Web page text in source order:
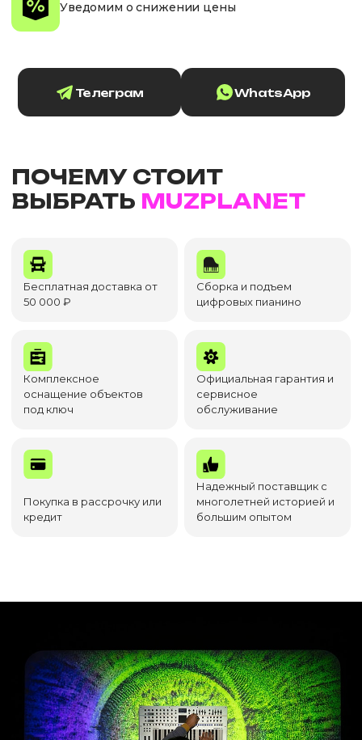
Уведомим о снижении цены
Телеграм WhatsApp
ПОЧЕМУ СТОИТ
ВЫБРАТЬ MUZPLANET
Бесплатная доставка от
50 000 ₽
Сборка и подъем
цифровых пианино
Комплексное
оснащение объектов
под ключ
Официальная гарантия и
сервисное
обслуживание
Покупка в рассрочку или
кредит
Надежный поставщик с
многолетней историей и
большим опытом